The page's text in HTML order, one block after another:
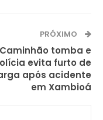
PRÓXIMO
Caminhão tomba e
evita furto de
após acidente
em Xambioá